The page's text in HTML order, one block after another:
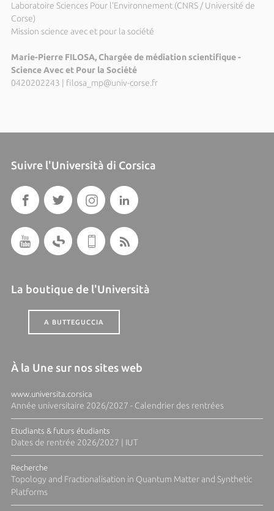
Laboratoire Sciences Pour l'Environnement (CNRS / Université de
Corse)
Mission science avec et pour la société
Marie-Pierre FILOSA, Chargée de médiation scientifique -
Science Avec et Pour la Société
0420202243
filosa_mp@univ-corse.fr
Suivre l'Università di Corsica
La boutique de l'Università
A BUTTEGUCCIA
À la Une sur nos sites web
www.universita.corsica
Année universitaire 2026/2027 - Calendrier des rentrées
Etudiants & futurs étudiants
Dates de rentrée 2026/2027 | IUT
Recherche
Topology and Fractionalisation in Quantum Matter and Synthetic
Platforms